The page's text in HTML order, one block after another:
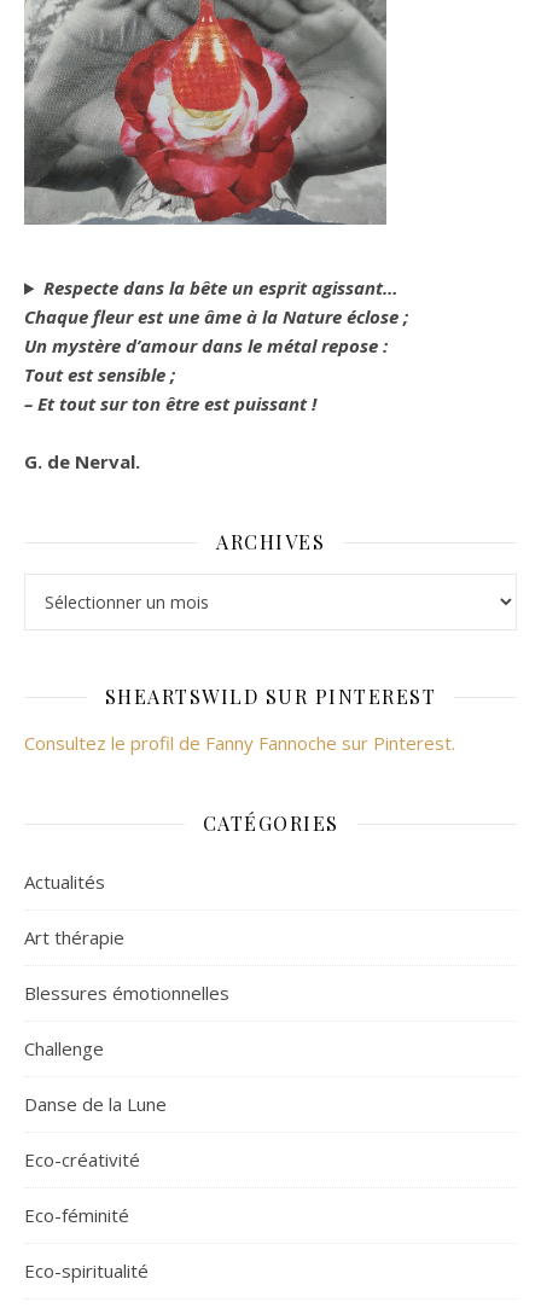
Respecte dans la bête un esprit agissant…
Chaque fleur est une âme à la Nature éclose ;
Un mystère d’amour dans le métal repose :
Tout est sensible ;
– Et tout sur ton être est puissant !
G. de Nerval.
ARCHIVES
SHEARTSWILD SUR PINTEREST
Consultez le profil de Fanny Fannoche sur Pinterest.
CATÉGORIES
Actualités
Art thérapie
Blessures émotionnelles
Challenge
Danse de la Lune
Eco-créativité
Eco-féminité
Eco-spiritualité